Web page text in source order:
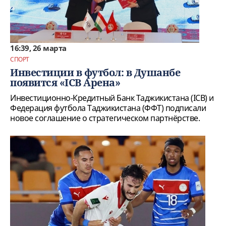
16:39, 26 марта
СПОРТ
Инвестиции в футбол: в Душанбе
появится «ICB Арена»
Инвестиционно-Кредитный Банк Таджикистана (ICB) и
Федерация футбола Таджикистана (ФФТ) подписали
новое соглашение о стратегическом партнёрстве.